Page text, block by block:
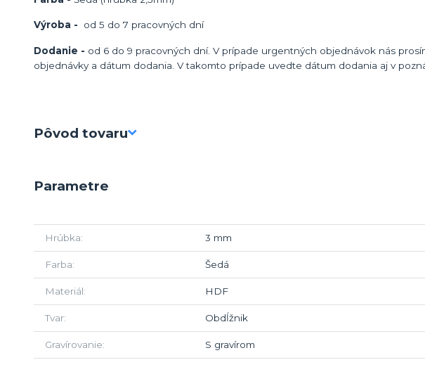
Výroba - od 5 do 7 pracovných dní
Dodanie - od 6 do 9 pracovných dní. V prípade urgentných objednávok nás
objednávky a dátum dodania. V takomto prípade uvedte dátum dodania aj v
Pôvod tovaru
Parametre
Hrúbka 3 mm
Farba Šedá
Materiál HDF
Tvar Obdĺžnik
Gravírovanie S gravírom